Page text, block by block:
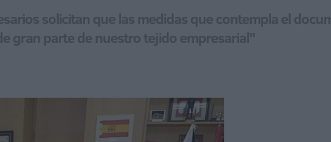
solicitan que las medidas que contempla el
gran parte de nuestro tejido empresarial"